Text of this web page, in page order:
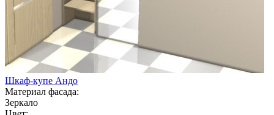
Шкаф-купе Андо
Материал фасада:
Зеркало